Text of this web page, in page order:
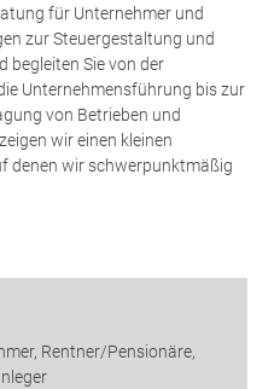
für Unternehmer und
zur Steuergestaltung und
begleiten Sie von der
Unternehmensführung bis zur
von Betrieben und
wir einen kleinen
denen wir schwerpunktmäßig
Rentner/Pensionäre,